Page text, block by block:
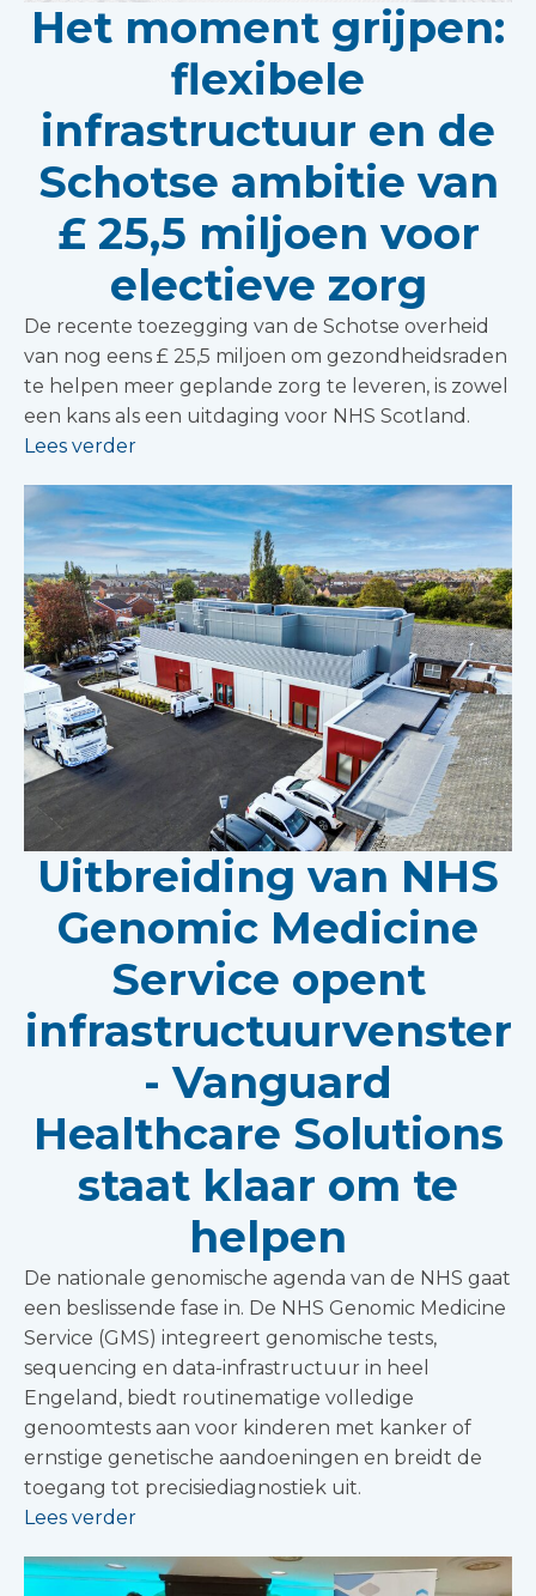
Het moment grijpen:
flexibele
infrastructuur en de
Schotse ambitie van
£ 25,5 miljoen voor
electieve zorg
De recente toezegging van de Schotse overheid
van nog eens £ 25,5 miljoen om gezondheidsraden
te helpen meer geplande zorg te leveren, is zowel
een kans als een uitdaging voor NHS Scotland.
Lees verder
Uitbreiding van NHS
Genomic Medicine
Service opent
infrastructuurvenster
- Vanguard
Healthcare Solutions
staat klaar om te
helpen
De nationale genomische agenda van de NHS gaat
een beslissende fase in. De NHS Genomic Medicine
Service (GMS) integreert genomische tests,
sequencing en data-infrastructuur in heel
Engeland, biedt routinematige volledige
genoomtests aan voor kinderen met kanker of
ernstige genetische aandoeningen en breidt de
toegang tot precisiediagnostiek uit.
Lees verder